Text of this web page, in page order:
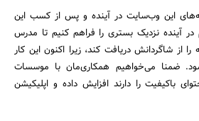
این وب‌سایت در آینده و پس از کسب این
آینده نزدیک بستری را فراهم کنیم تا مدرس
را از شاگردانش دریافت کند، زیرا اکنون این کار
ضمنا می‌خواهیم همکاری‌مان با موسسات
باکیفیت را دارند افزایش داده و اپلیکیشن